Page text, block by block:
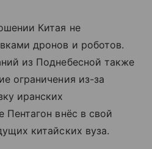
Китая не
дронов и роботов.
из Поднебесной также
ограничения из-за
иранских
Пентагон внёс в свой
китайских вуза.